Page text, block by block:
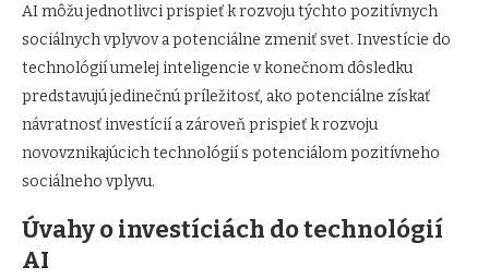
AI môžu jednotlivci prispieť k rozvoju týchto pozitívnych
sociálnych vplyvov a potenciálne zmeniť svet. Investície do
technológií umelej inteligencie v konečnom dôsledku
predstavujú jedinečnú príležitosť, ako potenciálne získať
návratnosť investícií a zároveň prispieť k rozvoju
novovznikajúcich technológií s potenciálom pozitívneho
sociálneho vplyvu.
Úvahy o investíciách do technológií
AI